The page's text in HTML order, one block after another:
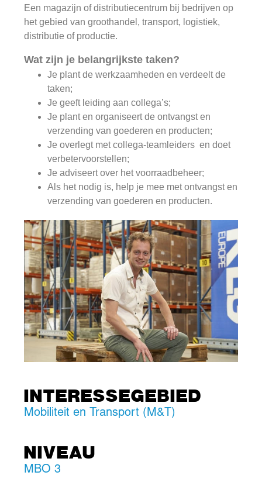
Een magazijn of distributiecentrum bij bedrijven op
het gebied van groothandel, transport, logistiek,
distributie of productie.
Wat zijn je belangrijkste taken?
Je plant de werkzaamheden en verdeelt de
taken;
Je geeft leiding aan collega’s;
Je plant en organiseert de ontvangst en
verzending van goederen en producten;
Je overlegt met collega-teamleiders en doet
verbetervoorstellen;
Je adviseert over het voorraadbeheer;
Als het nodig is, help je mee met ontvangst en
verzending van goederen en producten.
INTERESSEGEBIED
Mobiliteit en Transport (M&T)
NIVEAU
MBO 3